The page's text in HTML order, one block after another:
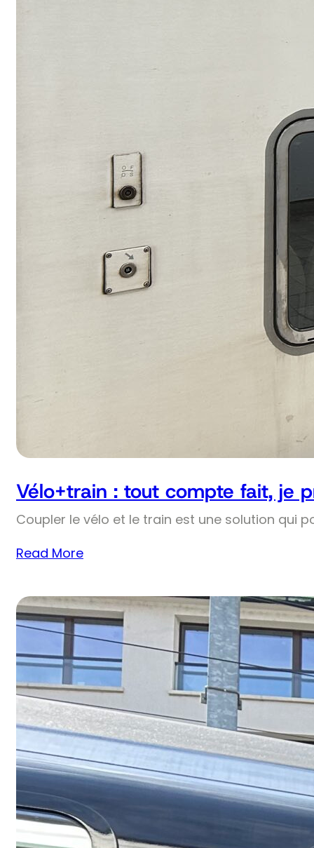
Vélo+train : tout compte fait, je
Coupler le vélo et le train est une solution qui
Read More